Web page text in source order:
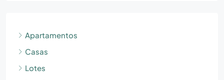
Apartamentos
Casas
Lotes